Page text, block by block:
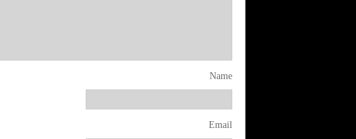
Name
Email